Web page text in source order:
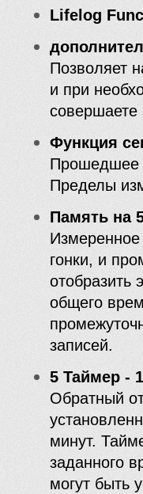
Lifelog
Позволяет
и при
совершаете
Функция
Прошедшее
Пределы
Память на
гонки, и
отобразить
общего
записей.
5 Таймер -
Обратный
минут.
заданного
могут быть